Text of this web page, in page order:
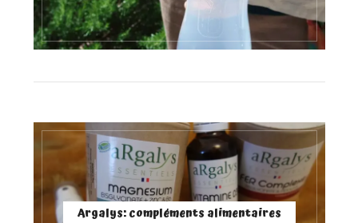
Argalys: compléments alimentaires